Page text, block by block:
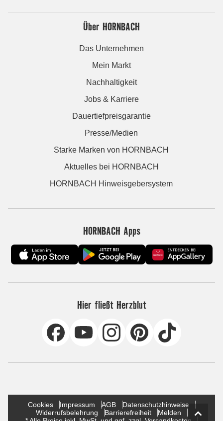
Über HORNBACH
Das Unternehmen
Mein Markt
Nachhaltigkeit
Jobs & Karriere
Dauertiefpreisgarantie
Presse/Medien
Starke Marken von HORNBACH
Aktuelles bei HORNBACH
HORNBACH Hinweisgebersystem
HORNBACH Apps
Hier fließt Herzblut
Cookies Impressum AGB
Datenschutzhinweise
Widerrufsbelehrung
Barrierefreiheit
Melden